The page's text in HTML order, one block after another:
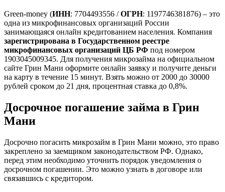
Green-money (ИНН: 7704493556 /ОГРН: 1197746381876) – это
одна из микрофинансовых организаций России
занимающаяся онлайн кредитованием населения. Компания
зарегистрирована в Государственном реестре
микрофинансовых организаций ЦБ РФ под номером
1903045009345. Для получения микрозайма на официальном
сайте Грин Мани оформите онлайн заявку и получите деньги
на карту в течение 15 минут. Взять можно от 2000 до 30000
рублей сроком до 21 дня, процентная ставка до 0,8%.
Досрочное погашение займа в Грин
Мани
Досрочно погасить микрозайм в Грин Мани можно, это право
закреплено за заемщиком законодательством РФ. Однако,
перед этим необходимо уточнить порядок уведомления о
досрочном погашении. Это можно узнать в договоре или
связавшись с кредитором.